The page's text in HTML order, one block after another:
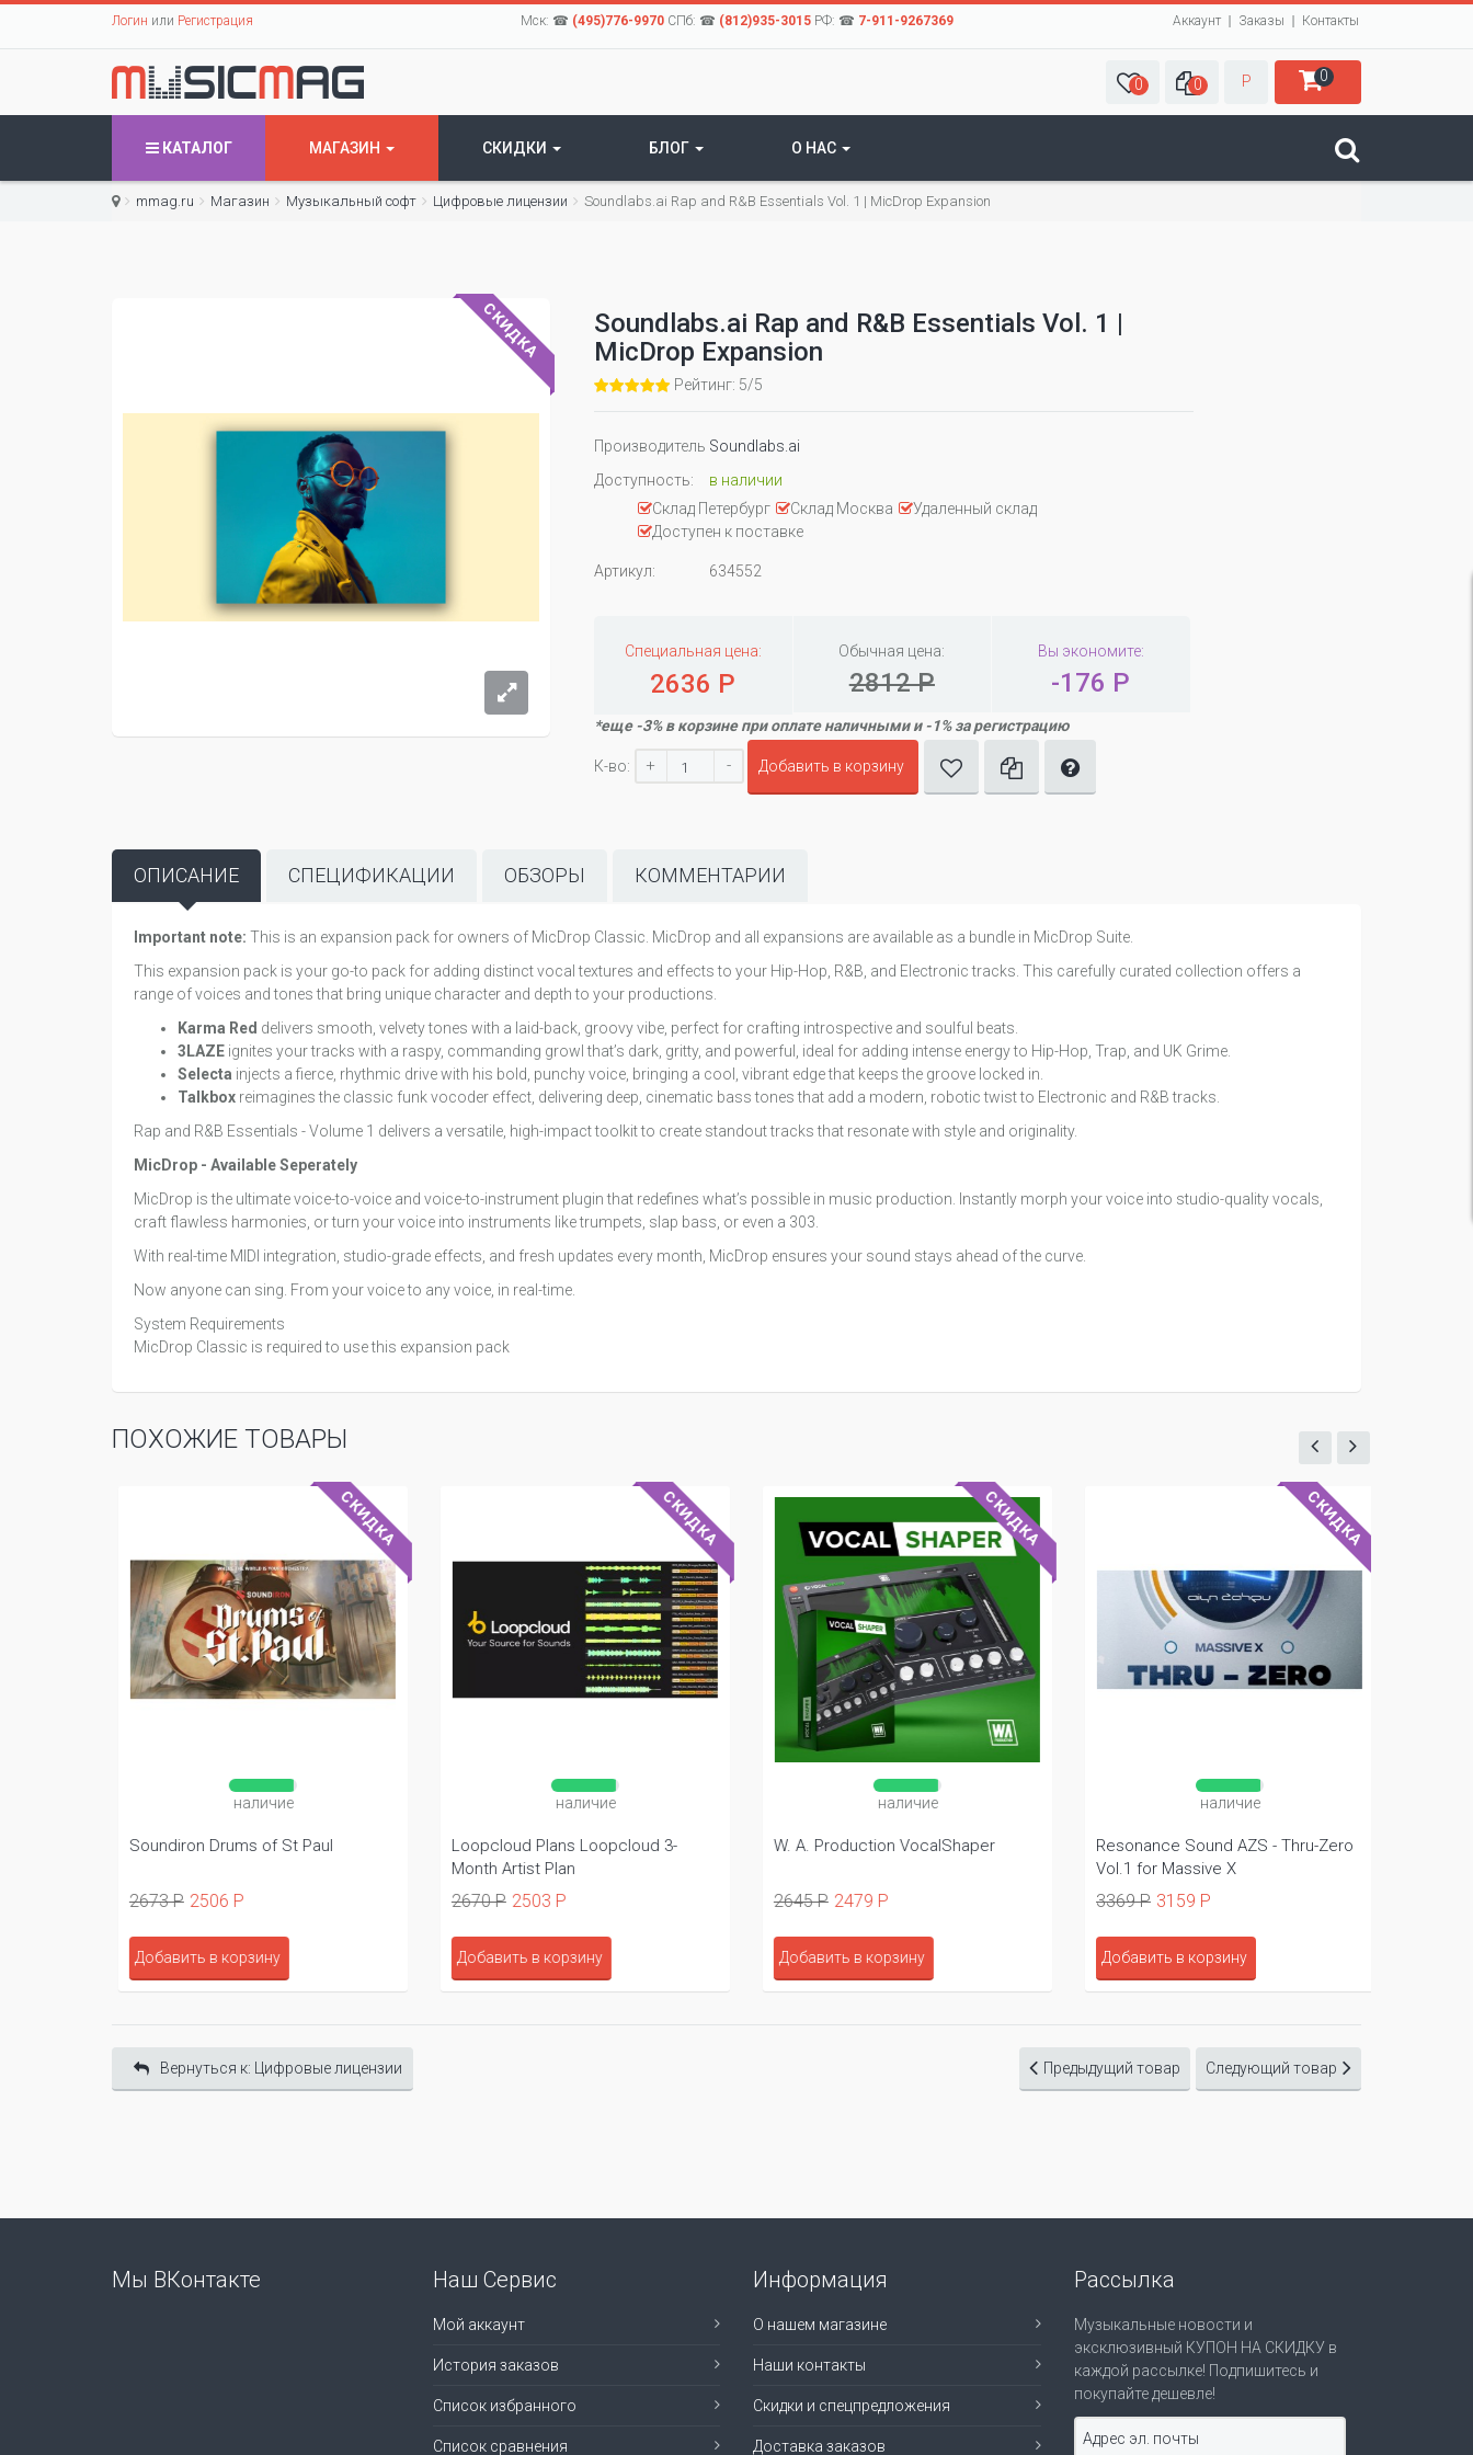
Логин или Регистрация Мск: ☎ (495)776-9970СПб: ☎ (812)935-3015РФ: ☎ 7-911-9267369 Аккаунт Заказы Контакты
0 0 Р 0
КАТАЛОГ МАГАЗИН СКИДКИ БЛОГ О НАС
mmag.ru Магазин Музыкальный софт Цифровые лицензии Soundlabs.ai Rap and R&B Essentials Vol. 1 | MicDrop Expansion
СКИДКА
Soundlabs.ai Rap and R&B Essentials Vol. 1 |
MicDrop Expansion
Рейтинг: 5/5
Производитель Soundlabs.ai
Доступность:
в наличии
Склад Петербург
Склад Москва
Удаленный склад
Доступен к поставке
Артикул: 634552
Специальная цена:
2636 Р
Обычная цена:
2812 Р
Вы экономите:
-176 Р
*еще -3% в корзине при оплате наличными и -1% за регистрацию
К-во: + - Добавить в корзину
ОПИСАНИЕ СПЕЦИФИКАЦИИ ОБЗОРЫ КОММЕНТАРИИ
Important note: This is an expansion pack for owners of MicDrop Classic. MicDrop and all expansions are available as a bundle in MicDrop Suite.
This expansion pack is your go-to pack for adding distinct vocal textures and effects to your Hip-Hop, R&B, and Electronic tracks. This carefully curated collection offers a
range of voices and tones that bring unique character and depth to your productions.
Karma Red delivers smooth, velvety tones with a laid-back, groovy vibe, perfect for crafting introspective and soulful beats.
3LAZE ignites your tracks with a raspy, commanding growl that’s dark, gritty, and powerful, ideal for adding intense energy to Hip-Hop, Trap, and UK Grime.
Selecta injects a fierce, rhythmic drive with his bold, punchy voice, bringing a cool, vibrant edge that keeps the groove locked in.
Talkbox reimagines the classic funk vocoder effect, delivering deep, cinematic bass tones that add a modern, robotic twist to Electronic and R&B tracks.
Rap and R&B Essentials - Volume 1 delivers a versatile, high-impact toolkit to create standout tracks that resonate with style and originality.
MicDrop - Available Seperately
MicDrop is the ultimate voice-to-voice and voice-to-instrument plugin that redefines what’s possible in music production. Instantly morph your voice into studio-quality vocals,
craft flawless harmonies, or turn your voice into instruments like trumpets, slap bass, or even a 303.
With real-time MIDI integration, studio-grade effects, and fresh updates every month, MicDrop ensures your sound stays ahead of the curve.
Now anyone can sing. From your voice to any voice, in real-time.
System Requirements
MicDrop Classic is required to use this expansion pack
ПОХОЖИЕ ТОВАРЫ
СКИДКА
наличие
Soundiron Drums of St Paul
2673 Р 2506 Р
Добавить в корзину
СКИДКА
наличие
Loopcloud Plans Loopcloud 3-
Month Artist Plan
2670 Р 2503 Р
Добавить в корзину
СКИДКА
наличие
W. A. Production VocalShaper
2645 Р 2479 Р
Добавить в корзину
СКИДКА
наличие
Resonance Sound AZS - Thru-Zero
Vol.1 for Massive X
3369 Р 3159 Р
Добавить в корзину
Вернуться к: Цифровые лицензии Предыдущий товар Следующий товар
Мы ВКонтакте Наш Сервис
Мой аккаунт
История заказов
Список избранного
Список сравнения
Информация
О нашем магазине
Наши контакты
Скидки и спецпредложения
Доставка заказов
Рассылка
Музыкальные новости и
эксклюзивный КУПОН НА СКИДКУ в
каждой рассылке! Подпишитесь и
покупайте дешевле!